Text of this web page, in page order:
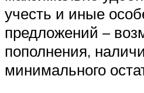
учесть и иные
предложений –
пополнения,
минимального